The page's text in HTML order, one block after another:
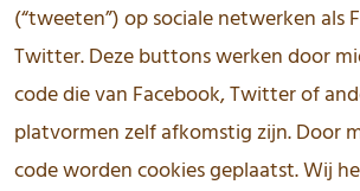
(“tweeten”) op sociale netwerken als
Twitter. Deze buttons werken door
code die van Facebook, Twitter of
platvormen zelf afkomstig zijn. Door
code worden cookies geplaatst. Wij